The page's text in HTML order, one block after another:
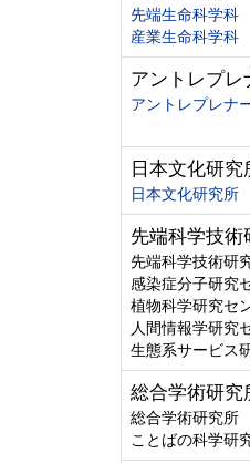
先端生命科学科
産業生命科学科
アントレプレ
アントレプレナ
日本文化研究
日本文化研究所
先端科学技術
先端科学技術研
感染症分子研究
植物科学研究セ
人間情報学研究
生態系サービス
総合学術研究
総合学術研究所
ことばの科学研